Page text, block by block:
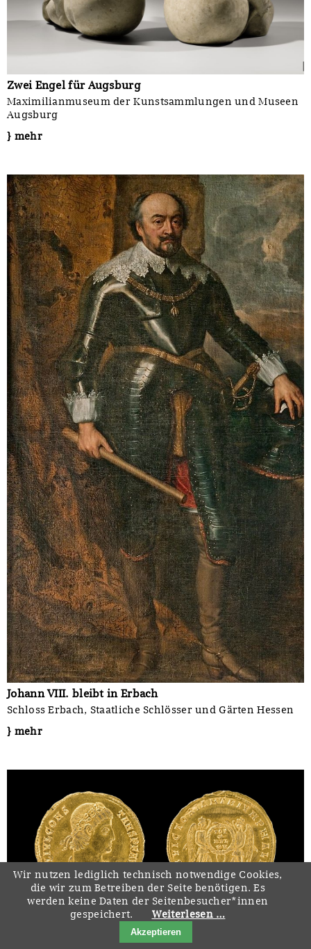
Zwei Engel für Augsburg
Maximilianmuseum der Kunstsammlungen und Museen
Augsburg
} mehr
Johann VIII. bleibt in Erbach
Schloss Erbach, Staatliche Schlösser und Gärten Hessen
} mehr
Wir nutzen lediglich technisch notwendige Cookies,
die wir zum Betreiben der Seite benötigen. Es
werden keine Daten der Seitenbesucher*innen
gespeichert.
Weiterlesen …
Akzeptieren